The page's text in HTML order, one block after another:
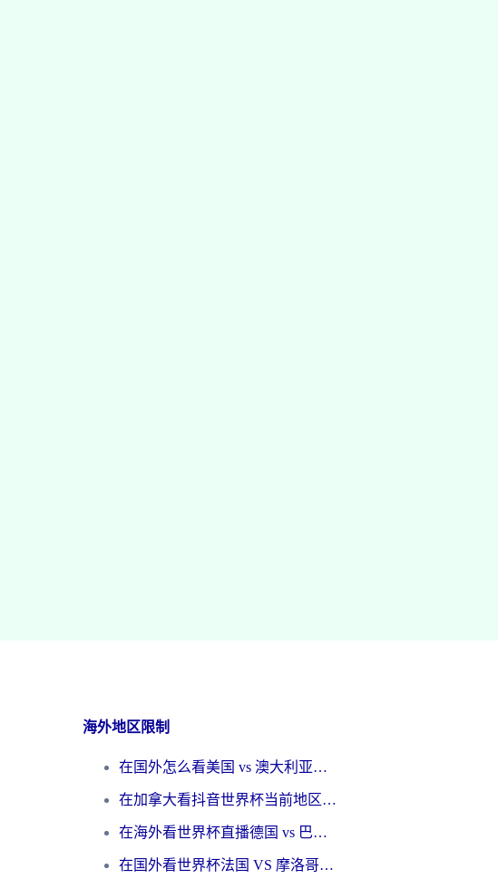
海外地区限制
在国外怎么看美国 vs 澳大利亚世界杯直播？海外党必藏的中文解说观赛指南
在加拿大看抖音世界杯当前地区不可播放？海外党体育观赛终极指南
在海外看世界杯直播德国 vs 巴拉圭当前IP受限制？这篇指南帮你轻松解决地区限制
在国外看世界杯法国 VS 摩洛哥仅限中国大陆？别让地域限制拦下你的欢呼